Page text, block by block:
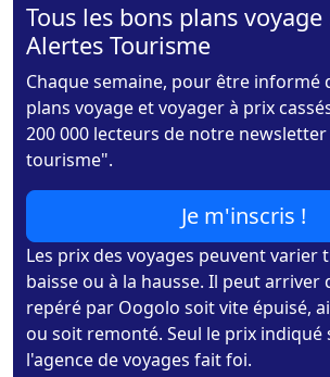
Tous les bons plans voyage
Alertes Tourisme
Chaque semaine, pour être informé
plans voyage et voyager à prix
200 000 lecteurs de notre
tourisme".
Je m'inscris !
Les prix des voyages peuvent varier
baisse ou à la hausse. Il peut arriver
repéré par Oogolo soit vite épuisé,
ou soit remonté. Seul le prix indiqué
l'agence de voyages fait foi.